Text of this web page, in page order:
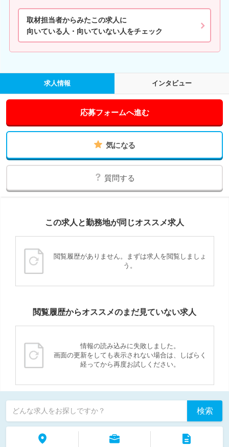
取材担当者からみたこの求人に
向いている人・向いていない人をチェック
求人情報 インタビュー
応募フォームへ進む
気になる
質問する
この求人と勤務地が同じオススメ求人
閲覧履歴がありません。まずは求人を閲覧しましょ
う。
閲覧履歴からオススメのまだ見ていない求人
情報の読み込みに失敗しました。
画面の更新をしても表示されない場合は、しばらく
経ってから再度お試しください。
どんな求人をお探しですか？ 検索